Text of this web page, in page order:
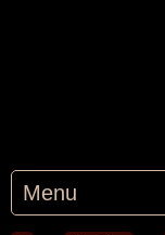
Menu